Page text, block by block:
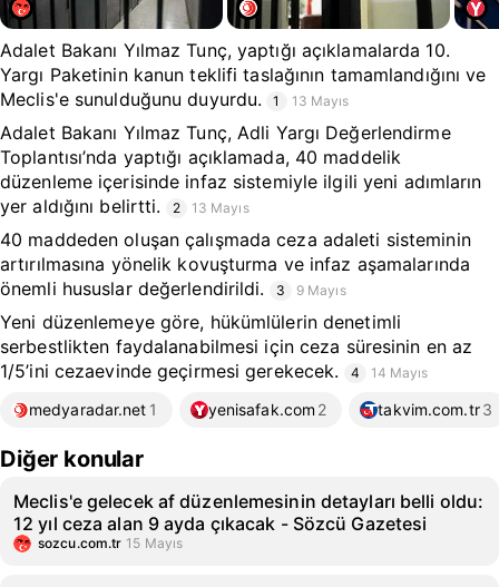
Adalet Bakanı Yılmaz Tunç, yaptığı açıklamalarda 10.
Yargı Paketinin kanun teklifi taslağının tamamlandığını ve
Meclis'e sunulduğunu duyurdu.
1 13 Mayıs
Adalet Bakanı Yılmaz Tunç, Adli Yargı Değerlendirme
Toplantısı’nda yaptığı açıklamada, 40 maddelik
düzenleme içerisinde infaz sistemiyle ilgili yeni adımların
yer aldığını belirtti.
2 13 Mayıs
40 maddeden oluşan çalışmada ceza adaleti sisteminin
artırılmasına yönelik kovuşturma ve infaz aşamalarında
önemli hususlar değerlendirildi.
3 9 Mayıs
Yeni düzenlemeye göre, hükümlülerin denetimli
serbestlikten faydalanabilmesi için ceza süresinin en az
1/5’ini cezaevinde geçirmesi gerekecek.
4 14 Mayıs
medyaradar.net 1 yenisafak.com 2 takvim.com.tr3
Diğer konular
Meclis'e gelecek af düzenlemesinin detayları belli oldu:
12 yıl ceza alan 9 ayda çıkacak - Sözcü Gazetesi
sozcu.com.tr 15 Mayıs